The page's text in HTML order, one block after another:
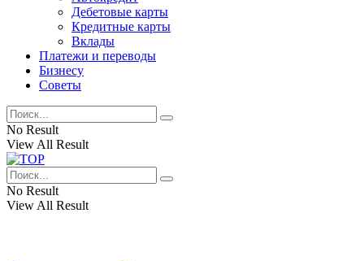
Дебетовые карты
Кредитные карты
Вклады
Платежи и переводы
Бизнесу
Советы
No Result
View All Result
No Result
View All Result